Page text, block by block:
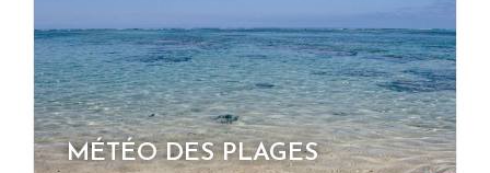
MÉTÉO DES PLAGES